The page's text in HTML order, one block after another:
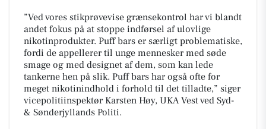
”Ved vores stikprøvevise grænsekontrol har vi blandt
andet fokus på at stoppe indførsel af ulovlige
nikotinprodukter. Puff bars er særligt problematiske,
fordi de appellerer til unge mennesker med søde
smage og med designet af dem, som kan lede
tankerne hen på slik. Puff bars har også ofte for
meget nikotinindhold i forhold til det tilladte,” siger
vicepolitiinspektør Karsten Høy, UKA Vest ved Syd-
& Sønderjyllands Politi.